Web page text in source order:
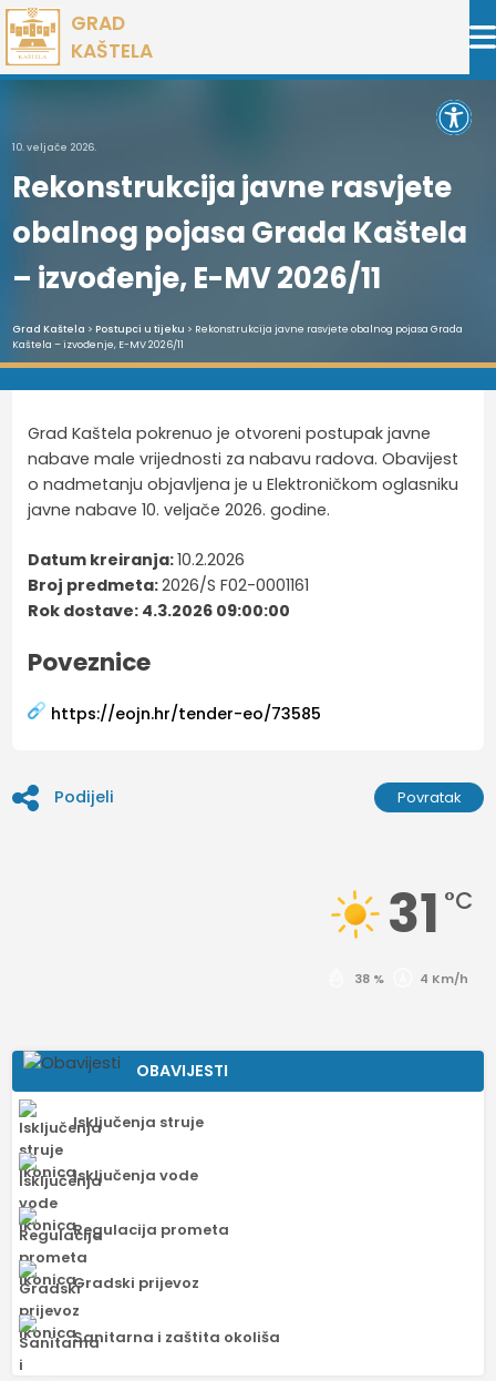
Preskoči
na
sadržaj
GRAD
KAŠTELA
10. veljače 2026.
Rekonstrukcija javne rasvjete
obalnog pojasa Grada Kaštela
– izvođenje, E-MV 2026/11
Grad Kaštela > Postupci u tijeku > Rekonstrukcija javne rasvjete obalnog pojasa Grada
Kaštela – izvođenje, E-MV 2026/11
Grad Kaštela pokrenuo je otvoreni postupak javne
nabave male vrijednosti za nabavu radova. Obavijest
o nadmetanju objavljena je u Elektroničkom oglasniku
javne nabave 10. veljače 2026. godine.
Datum kreiranja:10.2.2026
Broj predmeta:2026/S F02-0001161
Rok dostave: 4.3.2026 09:00:00
Poveznice
https://eojn.hr/tender-eo/73585
Podijeli Povratak
31 °C
38 % 4 Km/h
OBAVIJESTI
Isključenja struje
Isključenja vode
Regulacija prometa
Gradski prijevoz
Sanitarna i zaštita okoliša